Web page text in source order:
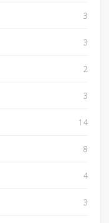
3
3
2
3
14
8
4
3